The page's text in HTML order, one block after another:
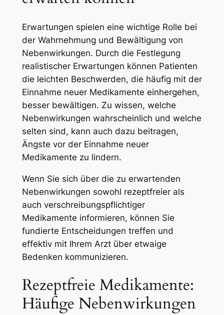
Erwartungen spielen eine wichtige Rolle bei
der Wahrnehmung und Bewältigung von
Nebenwirkungen. Durch die Festlegung
realistischer Erwartungen können Patienten
die leichten Beschwerden, die häufig mit der
Einnahme neuer Medikamente einhergehen,
besser bewältigen. Zu wissen, welche
Nebenwirkungen wahrscheinlich und welche
selten sind, kann auch dazu beitragen,
Ängste vor der Einnahme neuer
Medikamente zu lindern.
Wenn Sie sich über die zu erwartenden
Nebenwirkungen sowohl rezeptfreier als
auch verschreibungspflichtiger
Medikamente informieren, können Sie
fundierte Entscheidungen treffen und
effektiv mit Ihrem Arzt über etwaige
Bedenken kommunizieren.
Rezeptfreie Medikamente:
Häufige Nebenwirkungen